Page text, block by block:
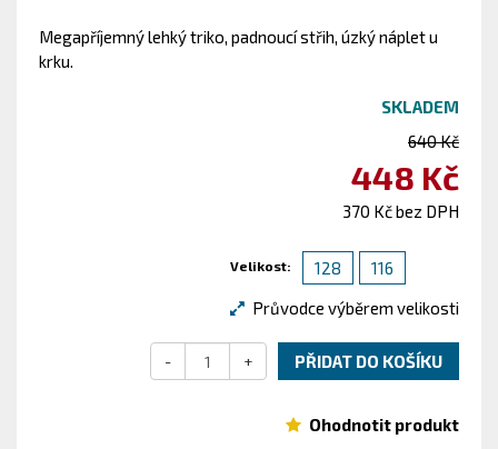
Megapříjemný lehký triko, padnoucí střih, úzký náplet u
krku.
SKLADEM
640 Kč
448 Kč
370 Kč bez DPH
Velikost: 128
116
Průvodce výběrem velikosti
PŘIDAT DO KOŠÍKU
- +
Ohodnotit produkt